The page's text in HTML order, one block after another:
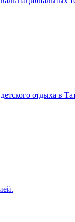
отдыха в